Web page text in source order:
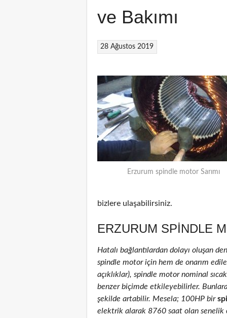
ve Bakımı
28 Ağustos 2019
Erzurum spindle motor Sarımı
bizlere ulaşabilirsiniz.
ERZURUM SPINDLE
Hatalı bağlantılardan dolayı oluşan
spindle motor için hem de onarım
açıklıklar), spindle motor nominal
benzer biçimde etkileyebilirler.
şekilde artabilir. Mesela; 100HP bir
elektrik alarak 8760 saat olan senelik